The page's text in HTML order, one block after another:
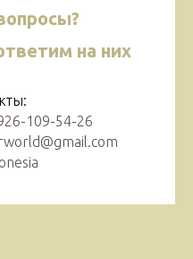
на них
109-54-26